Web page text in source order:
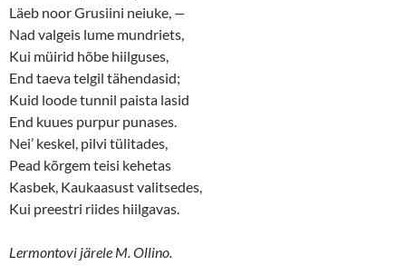
Läeb noor Grusiini neiuke, —
Nad valgeis lume mundriets,
Kui müirid hõbe hiilguses,
End taeva telgil tähendasid;
Kuid loode tunnil paista lasid
End kuues purpur punases.
Nei’ keskel, pilvi tülitades,
Pead kõrgem teisi kehetas
Kasbek, Kaukaasust valitsedes,
Kui preestri riides hiilgavas.
Lermontovi järele M. Ollino.